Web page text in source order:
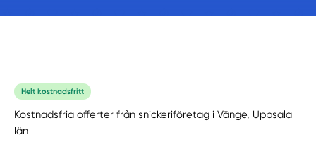
Helt kostnadsfritt
Kostnadsfria offerter från snickeriföretag i Vänge, Uppsala
län